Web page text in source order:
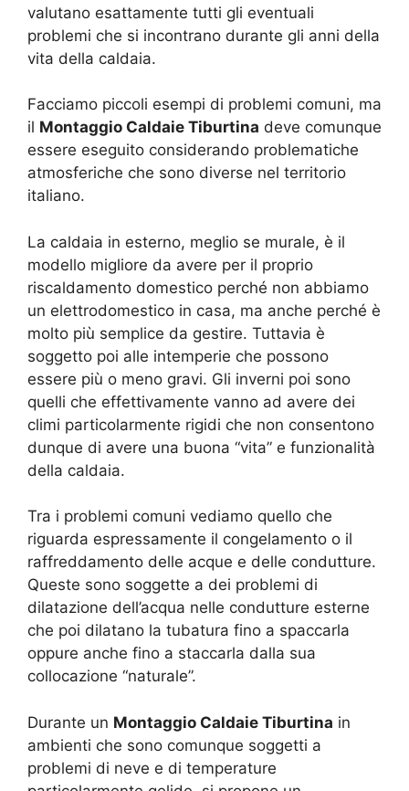
valutano esattamente tutti gli eventuali
problemi che si incontrano durante gli anni della
vita della caldaia.
Facciamo piccoli esempi di problemi comuni, ma
il Montaggio Caldaie Tiburtina deve comunque
essere eseguito considerando problematiche
atmosferiche che sono diverse nel territorio
italiano.
La caldaia in esterno, meglio se murale, è il
modello migliore da avere per il proprio
riscaldamento domestico perché non abbiamo
un elettrodomestico in casa, ma anche perché è
molto più semplice da gestire. Tuttavia è
soggetto poi alle intemperie che possono
essere più o meno gravi. Gli inverni poi sono
quelli che effettivamente vanno ad avere dei
climi particolarmente rigidi che non consentono
dunque di avere una buona “vita” e funzionalità
della caldaia.
Tra i problemi comuni vediamo quello che
riguarda espressamente il congelamento o il
raffreddamento delle acque e delle condutture.
Queste sono soggette a dei problemi di
dilatazione dell’acqua nelle condutture esterne
che poi dilatano la tubatura fino a spaccarla
oppure anche fino a staccarla dalla sua
collocazione “naturale”.
Durante un Montaggio Caldaie Tiburtina in
ambienti che sono comunque soggetti a
problemi di neve e di temperature